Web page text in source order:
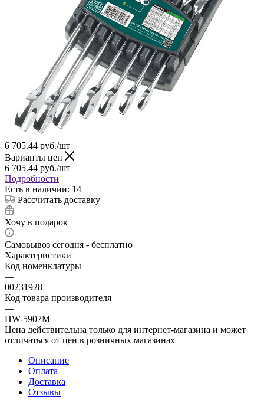
6 705.44 руб./шт
Варианты цен
6 705.44 руб./шт
Подробности
Есть в наличии: 14
Рассчитать доставку
Хочу в подарок
Самовывоз сегодня - бесплатно
Характеристики
Код номенклатуры
—
00231928
Код товара производителя
—
HW-5907M
Цена действительна только для интернет-магазина и может
отличаться от цен в розничных магазинах
Описание
Оплата
Доставка
Отзывы